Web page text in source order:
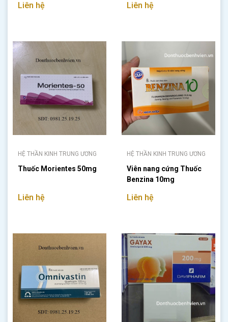
Liên hệ Liên hệ
HỆ THẦN KINH TRUNG ƯƠNG
Thuốc Morientes 50mg
Liên hệ
HỆ THẦN KINH TRUNG ƯƠNG
Viên nang cứng Thuốc
Benzina 10mg
Liên hệ